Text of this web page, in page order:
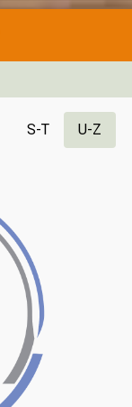
S-T U-Z